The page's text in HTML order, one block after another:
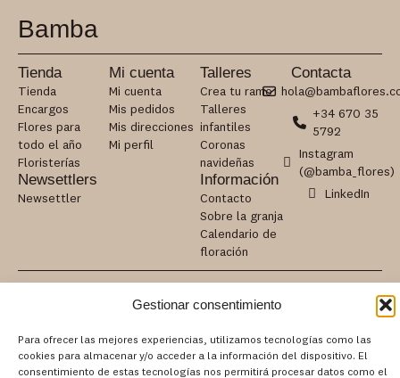
Gestionar consentimiento
Para ofrecer las mejores experiencias, utilizamos tecnologías como las
cookies para almacenar y/o acceder a la información del dispositivo. El
consentimiento de estas tecnologías nos permitirá procesar datos como el
Bamba
Tienda
Tienda
Encargos
Flores para
todo el año
Floristerías
Newsettlers
Newsettler
Mi cuenta
Mi cuenta
Mis pedidos
Mis direcciones
Mi perfil
Talleres
Crea tu ramo
Talleres
infantiles
Coronas
navideñas
Información
Contacto
Sobre la granja
Calendario de
floración
Contacta
+34 670 35
5792
Instagram
(@bamba_flores)
LinkedIn
Política de cookies
Política de privacidad